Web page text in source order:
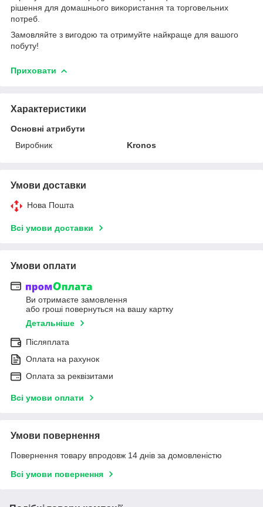
рішення для домашнього використання та торговельних
потреб.
Замовляйте з вигодою та отримуйте найкраще для вашого
побуту!
Приховати
Характеристики
Основні атрибути
Виробник
Kronos
Умови доставки
Нова Пошта
Всі умови доставки
Умови оплати
Ви отримаєте замовлення
або гроші повернуться на вашу картку
Детальніше
Післяплата
Оплата на рахунок
Оплата за реквізитами
Всі умови оплати
Умови повернення
Повернення товару впродовж 14 днів за домовленістю
Всі умови повернення